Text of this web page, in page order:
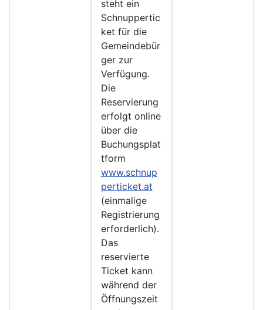
steht ein
Schnuppertic
ket für die
Gemeindebür
ger zur
Verfügung.
Die
Reservierung
erfolgt online
über die
Buchungsplat
tform
www.schnup
perticket.at
(einmalige
Registrierung
erforderlich).
Das
reservierte
Ticket kann
während der
Öffnungszeit